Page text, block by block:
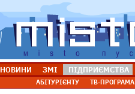
НОВИНИ ЗМІ ПІДПРИЄМСТВА
АБІТУРІЄНТУ ТВ-ПРОГРАМА